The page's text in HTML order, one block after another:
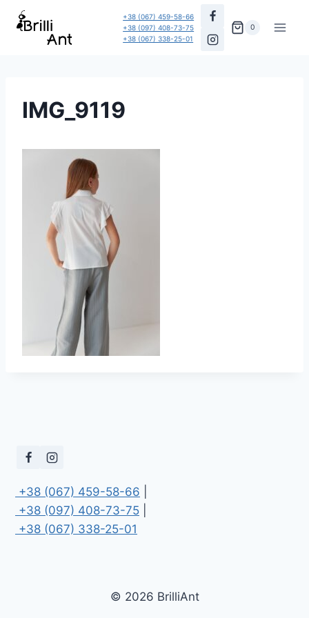
Перейти
+38 (067) 459-58-66
+38 (097) 408-73-75
+38 (067) 338-25-01
0
IMG_9119
+38 (067) 459-58-66
+38 (097) 408-73-75
+38 (067) 338-25-01
© 2026 BrilliAnt